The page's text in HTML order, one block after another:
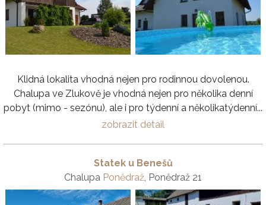
Klidná lokalita vhodná nejen pro rodinnou dovolenou.
Chalupa ve Zlukově je vhodná nejen pro několika denní
pobyt (mimo - sezónu), ale i pro týdenní a několikatýdenní...
zobrazit detail
Statek u Benešů
Chalupa Ponědraž, Ponědraž 21